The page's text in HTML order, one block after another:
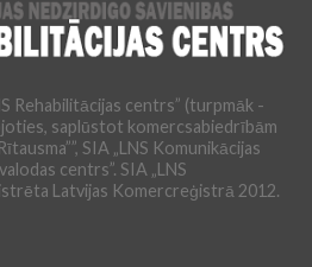
Rehabilitācijas centrs” (turpmāk -
saplūstot komercsabiedrībām
SIA „LNS Komunikācijas
centrs”. SIA „LNS
Latvijas Komercreģistrā 2012.